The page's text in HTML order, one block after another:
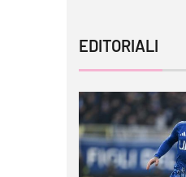
EDITORIALI